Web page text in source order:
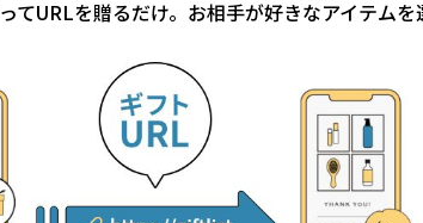
URLを贈るだけ。お相手が好きなアイテム